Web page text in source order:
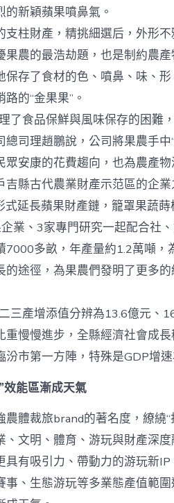
新穎蘋果噴鼻氣。
柱財產，精挑細選后，外形不
果農的最浩劫題，也是制約農
保存了食材的色、噴鼻、味、
的“金果果”。
食品保鮮與風味保存的困難
總司理趙鵬說，公司將果農手
眾安康的花費趨向，也為農產
縣古代農業財產示范區的企業
式延長蘋果財產鏈，籠罩果蔬
業、3家專門研究一起配合社
7000多畝，年產量約1.2萬噸
的途徑，為果農們發明了更多
產增添值分辨為13.6億元、
重慢慢進步，全縣經濟社會成
汾市第一方陣，特殊是GDP增
效能區漸成天氣
體裁旅brand的著名度，繚繞
、文明、體育、游玩與財產深
具有吸引力、帶動力的游玩新
事、生態游玩等多業態產值範